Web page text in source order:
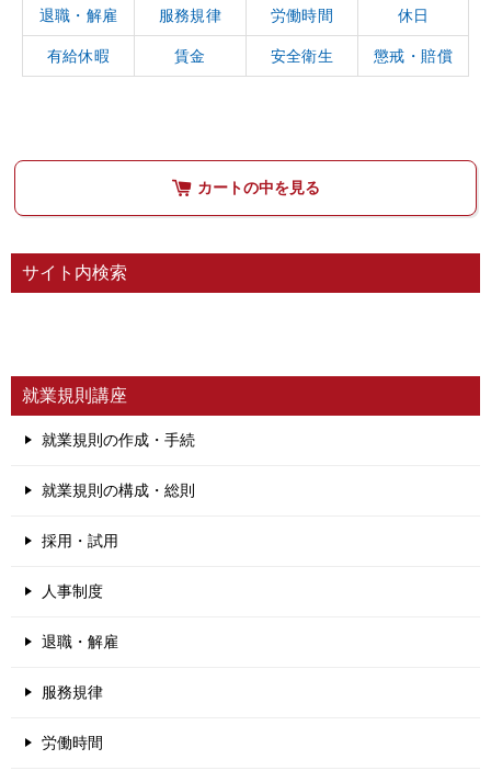
退職・解雇 服務規律 労働時間 休日
有給休暇 賃金 安全衛生 懲戒・賠償
カートの中を見る
サイト内検索
就業規則講座
就業規則の作成・手続
就業規則の構成・総則
採用・試用
人事制度
退職・解雇
服務規律
労働時間